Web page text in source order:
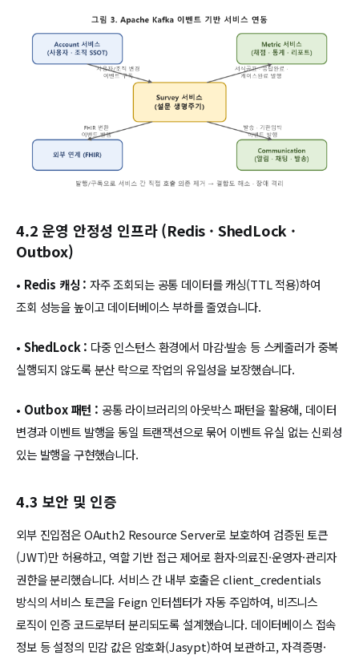
4.2 운영 안정성 인프라 (Redis · ShedLock ·
Outbox)
• Redis 캐싱 : 자주 조회되는 공통 데이터를 캐싱(TTL 적용)하여
조회 성능을 높이고 데이터베이스 부하를 줄였습니다.
• ShedLock : 다중 인스턴스 환경에서 마감·발송 등 스케줄러가 중복
실행되지 않도록 분산 락으로 작업의 유일성을 보장했습니다.
• Outbox 패턴 : 공통 라이브러리의 아웃박스 패턴을 활용해, 데이터
변경과 이벤트 발행을 동일 트랜잭션으로 묶어 이벤트 유실 없는 신뢰성
있는 발행을 구현했습니다.
4.3 보안 및 인증
외부 진입점은 OAuth2 Resource Server로 보호하여 검증된 토큰
(JWT)만 허용하고, 역할 기반 접근 제어로 환자·의료진·운영자·관리자
권한을 분리했습니다. 서비스 간 내부 호출은 client_credentials
방식의 서비스 토큰을 Feign 인터셉터가 자동 주입하여, 비즈니스
로직이 인증 코드로부터 분리되도록 설계했습니다. 데이터베이스 접속
정보 등 설정의 민감 값은 암호화(Jasypt)하여 보관하고, 자격증명·